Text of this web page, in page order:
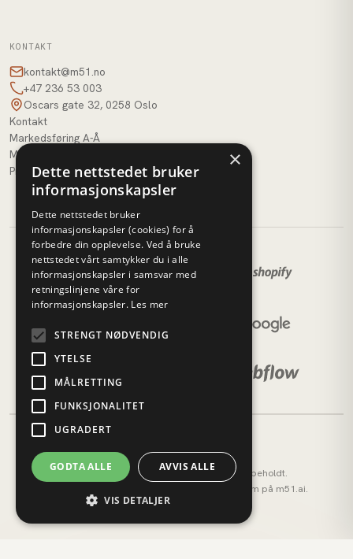
KONTAKT
kontakt@m51.no
+47 236 53 003
Oscars gate 32, 0258 Oslo
Kontakt
Markedsføring A-Å
M51 AI
Profilbank
© 2026 M51 Marketing. Alle rettigheter forbeholdt.
M51 AI (tidligere AI OS) — vårt AI-operativsystem på m51.ai.
Personvernerklæring
×
Dette nettstedet bruker
informasjonskapsler
Dette nettstedet bruker
informasjonskapsler (cookies) for å
forbedre din opplevelse. Ved å bruke
nettstedet vårt samtykker du i alle
informasjonskapsler i samsvar med
retningslinjene våre for
informasjonskapsler. Les mer
STRENGT NØDVENDIG
YTELSE
MÅLRETTING
FUNKSJONALITET
UGRADERT
GODTA ALLE AVVIS ALLE
VIS DETALJER